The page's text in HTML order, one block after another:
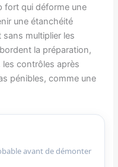
fort qui déforme une
une étanchéité
multiplier les
la préparation,
contrôles après
pénibles, comme une
avant de démonter